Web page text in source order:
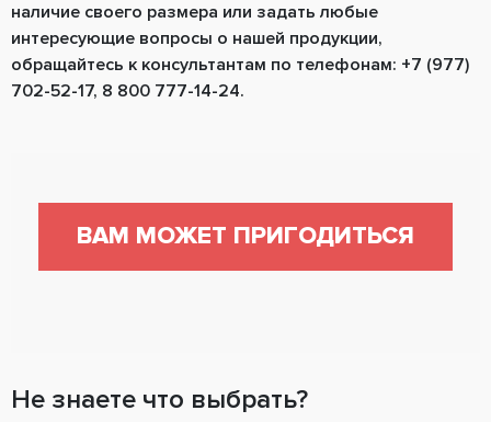
наличие своего размера или задать любые
интересующие вопросы о нашей продукции,
обращайтесь к консультантам по телефонам: +7 (977)
702-52-17, 8 800 777-14-24.
ВАМ МОЖЕТ ПРИГОДИТЬСЯ
Не знаете что выбрать?